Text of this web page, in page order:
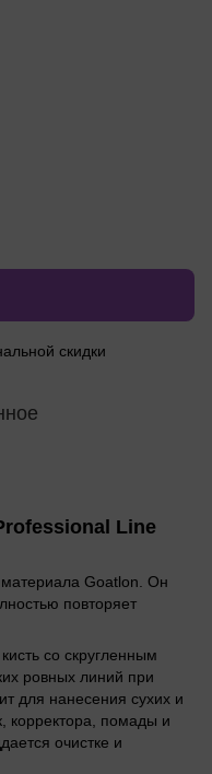
скидки
Line
материала Goatlon. Он
повторяет
со скругленным
ровных линий при
для нанесения сухих и
корректора, помады и
очистке и